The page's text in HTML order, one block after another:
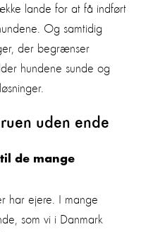
lande for at få indført
Og samtidig
der begrænser
hundene sunde og
uden ende
de mange
har ejere. I mange
som vi i Danmark